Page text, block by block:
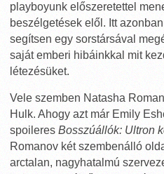
playboyunk előszeretettel
beszélgetések elől. Itt
segítsen egy sorstársával
saját emberi hibáinkkal mit
létezésüket.
Vele szemben Natasha
Hulk. Ahogy azt már Emily
spoileres Bosszúállók: Ultron
Romanov két szembenálló
arctalan, nagyhatalmú